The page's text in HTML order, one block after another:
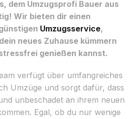
dem Umzugsprofi Bauer aus
Wir bieten dir einen
Umzugsservice,
neues Zuhause kümmern
genießen kannst.
verfügt über umfangreiches
Umzüge und sorgt dafür, dass
unbeschadet an ihrem neuen
Egal, ob du nur wenige